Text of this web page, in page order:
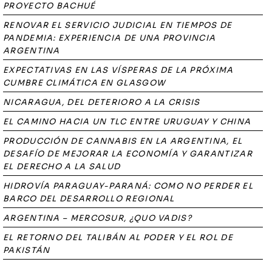
PROYECTO BACHUÉ
RENOVAR EL SERVICIO JUDICIAL EN TIEMPOS DE
PANDEMIA: EXPERIENCIA DE UNA PROVINCIA
ARGENTINA
EXPECTATIVAS EN LAS VÍSPERAS DE LA PRÓXIMA
CUMBRE CLIMÁTICA EN GLASGOW
NICARAGUA, DEL DETERIORO A LA CRISIS
EL CAMINO HACIA UN TLC ENTRE URUGUAY Y CHINA
PRODUCCIÓN DE CANNABIS EN LA ARGENTINA, EL
DESAFÍO DE MEJORAR LA ECONOMÍA Y GARANTIZAR
EL DERECHO A LA SALUD
HIDROVÍA PARAGUAY-PARANÁ: COMO NO PERDER EL
BARCO DEL DESARROLLO REGIONAL
ARGENTINA – MERCOSUR, ¿QUO VADIS?
EL RETORNO DEL TALIBÁN AL PODER Y EL ROL DE
PAKISTÁN